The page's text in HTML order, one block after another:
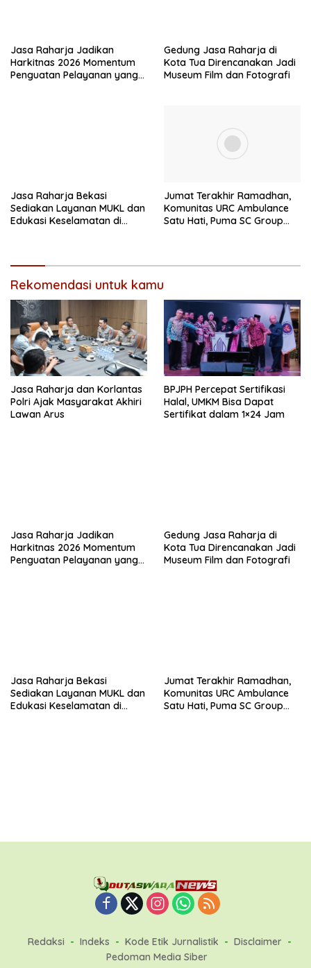
Jasa Raharja Jadikan
Harkitnas 2026 Momentum
Penguatan Pelayanan yang
Gedung Jasa Raharja di
Kota Tua Direncanakan Jadi
Museum Film dan Fotografi
Jasa Raharja Bekasi
Sediakan Layanan MUKL dan
Edukasi Keselamatan di
Jumat Terakhir Ramadhan,
Komunitas URC Ambulance
Satu Hati, Puma SC Group
Rekomendasi untuk kamu
Jasa Raharja dan Korlantas
Polri Ajak Masyarakat Akhiri
Lawan Arus
BPJPH Percepat Sertifikasi
Halal, UMKM Bisa Dapat
Sertifikat dalam 1×24 Jam
Jasa Raharja Jadikan
Harkitnas 2026 Momentum
Penguatan Pelayanan yang
Gedung Jasa Raharja di
Kota Tua Direncanakan Jadi
Museum Film dan Fotografi
Jasa Raharja Bekasi
Sediakan Layanan MUKL dan
Edukasi Keselamatan di
Jumat Terakhir Ramadhan,
Komunitas URC Ambulance
Satu Hati, Puma SC Group
Redaksi Indeks Kode Etik Jurnalistik
Disclaimer
Pedoman Media Siber